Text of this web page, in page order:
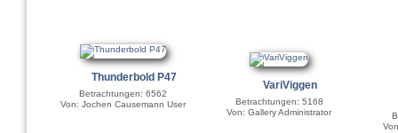
Thunderbold P47
Betrachtungen: 6562
Von: Jochen Causemann User
VariViggen
Betrachtungen: 5168
Von: Gallery Administrator